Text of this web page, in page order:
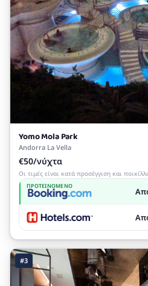
Yomo Mola Park
Andorra La Vella
€50/νύχτα
Οι τιμές είναι κατά προσέγγιση και
ΠΡΟΤΕΙΝΌΜΕΝΟ
#3